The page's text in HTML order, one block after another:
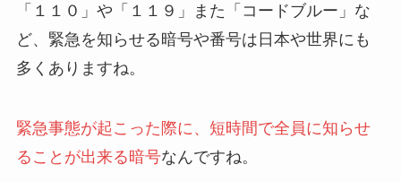
「１１０」や「１１９」また「コードブルー」な
ど、緊急を知らせる暗号や番号は日本や世界にも
多くありますね。
緊急事態が起こった際に、短時間で全員に知らせ
ることが出来る暗号なんですね。